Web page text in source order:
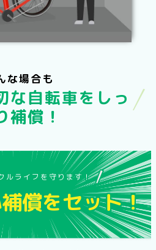
な場合も
な自転車をしっ
補償！
ルライフを 守ります！
償をセット！